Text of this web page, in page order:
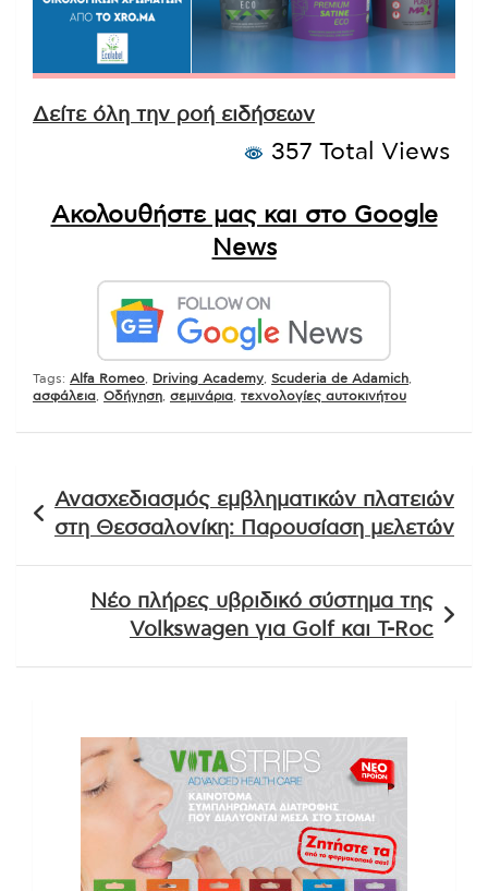
Δείτε όλη την ροή ειδήσεων
357 Total Views
Ακολουθήστε μας και στο Google
News
Tags: Alfa Romeo Driving Academy Scuderia de Adamich
ασφάλεια Οδήγηση σεμινάρια τεχνολογίες αυτοκινήτου
άρθρων
Ανασχεδιασμός εμβληματικών πλατειών
στη Θεσσαλονίκη: Παρουσίαση μελετών
Νέο πλήρες υβριδικό σύστημα της
Volkswagen για Golf και T-Roc